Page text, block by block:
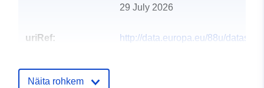
29 July 2026
uriRef:
http://data.europa.eu/88u/dataset/
Näita rohkem